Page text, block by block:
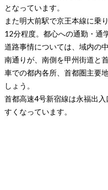
となっています。
また明大前駅で京王本線に乗
12分程度。都心への通勤・通
道路事情については、域内の
南通りが、南側を甲州街道と
車での都内各所、首都圏主要
しょう。
首都高速4号新宿線は永福出
すくなっています。